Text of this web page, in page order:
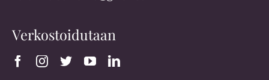
Verkostoidutaan